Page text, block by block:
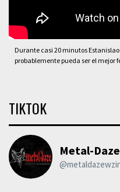
Durante casi 20 minutos
probablemente pueda ser el mejor
TIKTOK
Metal-